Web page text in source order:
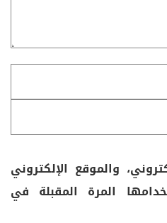
والموقع الإلكتروني
المرة المقبلة في